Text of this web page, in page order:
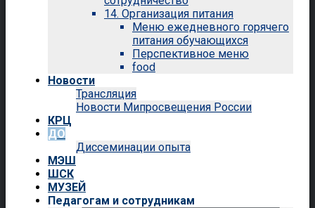
14. Организация питания
Меню ежедневного горячего
питания обучающихся
Перспективное меню
food
Новости
Трансляция
Новости Мипросвещения России
КРЦ
ДО
Диссеминации опыта
МЭШ
ШСК
МУЗЕЙ
Педагогам и сотрудникам